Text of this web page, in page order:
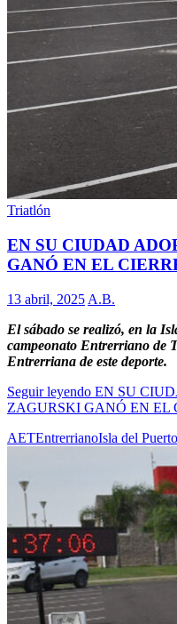
Triatlón
EN SU CIUDAD
GANÓ EN EL
13 abril, 2025 A.B.
El sábado se realizó, en la
campeonato Entrerriano de
Entrerriana de este deporte.
Seguir leyendo EN SU
ZAGURSKI GANÓ EN EL
AETEntrerrianoIsla del Puerto